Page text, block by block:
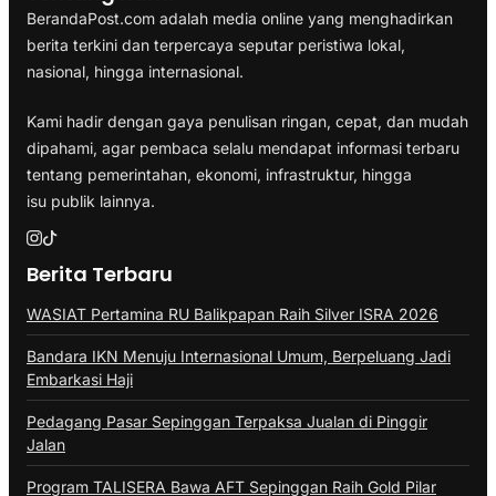
BerandaPost.com adalah media online yang menghadirkan
berita terkini dan terpercaya seputar peristiwa lokal,
nasional, hingga internasional.
Kami hadir dengan gaya penulisan ringan, cepat, dan mudah
dipahami, agar pembaca selalu mendapat informasi terbaru
tentang pemerintahan, ekonomi, infrastruktur, hingga
isu publik lainnya.
Berita Terbaru
WASIAT Pertamina RU Balikpapan Raih Silver ISRA 2026
Bandara IKN Menuju Internasional Umum, Berpeluang Jadi
Embarkasi Haji
Pedagang Pasar Sepinggan Terpaksa Jualan di Pinggir
Jalan
Program TALISERA Bawa AFT Sepinggan Raih Gold Pilar